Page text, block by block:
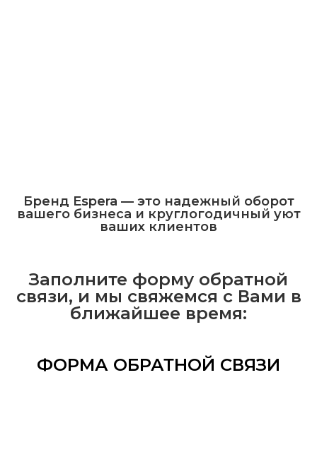
Бренд Espera — это надежный оборот
вашего бизнеса и круглогодичный уют
ваших клиентов
Заполните форму обратной
связи, и мы свяжемся с Вами в
ближайшее время:
ФОРМА ОБРАТНОЙ СВЯЗИ